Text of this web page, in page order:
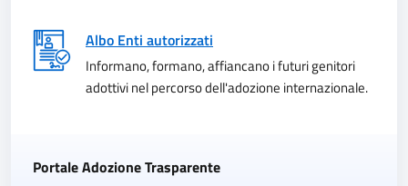
Albo Enti autorizzati
Informano, formano, affiancano i futuri genitori
adottivi nel percorso dell'adozione internazionale.
Portale Adozione Trasparente